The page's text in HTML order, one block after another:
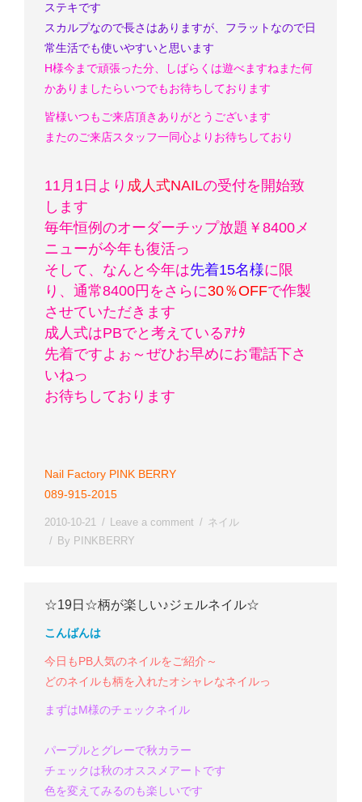
ステキです
スカルプなので長さはありますが、フラットなので日
常生活でも使いやすいと思います
H様今まで頑張った分、しばらくは遊べますね また何
かありましたらいつでもお待ちしております
皆様いつもご来店頂きありがとうございます
またのご来店スタッフ一同心よりお待ちしており
11月1日より 成人式NAILの受付を開始致
します
毎年恒例のオーダーチップ放題￥8400メ
ニューが今年も復活っ
そして、なんと今年は先着15名様に限
り、通常8400円をさらに30％OFFで作製
させていただきます
成人式はPBでと考えているｱﾅﾀ
先着ですよぉ～ ぜひお早めにお電話下さ
いねっ
お待ちしております
Nail Factory PINK BERRY
089-915-2015
2010-10-21 Leave a comment
ネイル
By PINKBERRY
☆19日☆柄が楽しい♪ジェルネイル☆
こんばんは
今日もPB人気のネイルをご紹介～
どのネイルも柄を入れたオシャレなネイルっ
まずはM様のチェックネイル
パープルとグレーで秋カラー
チェックは秋のオススメアートです
色を変えてみるのも楽しいです